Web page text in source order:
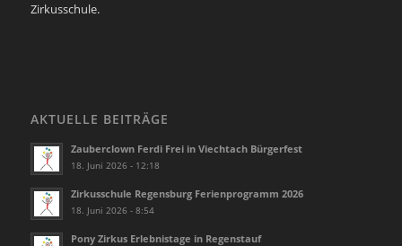
Zirkusschule.
AKTUELLE BEITRÄGE
Zauberclown Ferdi Frei in Viechtach Bürgerfest
18. Juni 2026 - 12:18
Zirkusschule Regensburg Ferienprogramm 2026
18. Juni 2026 - 8:54
Pony Zirkus Erlebnistage in Regenstauf